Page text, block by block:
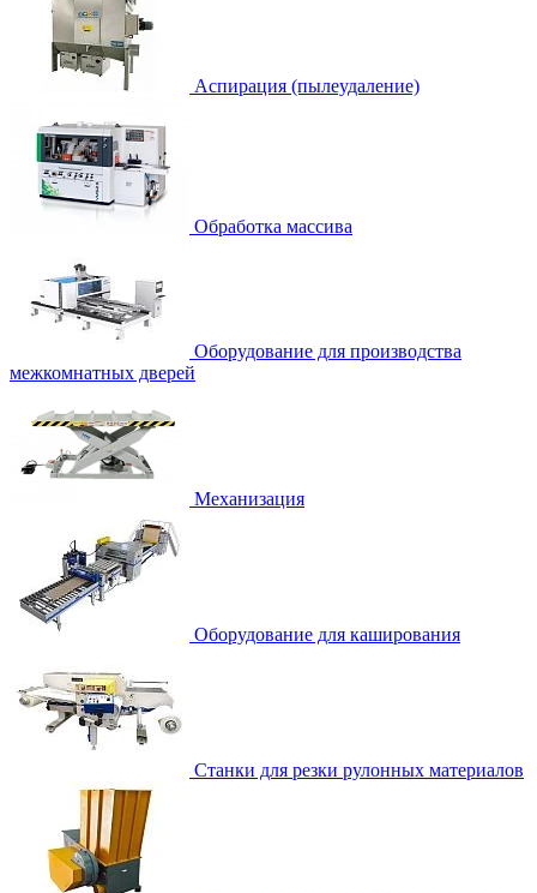
Аспирация (пылеудаление)
Обработка массива
Оборудование для производства
межкомнатных дверей
Механизация
Оборудование для каширования
Станки для резки рулонных материалов